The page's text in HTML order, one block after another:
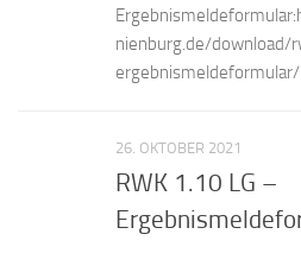
nienburg.de/
26. OKTOBER 2021
RWK 1.10 LG –